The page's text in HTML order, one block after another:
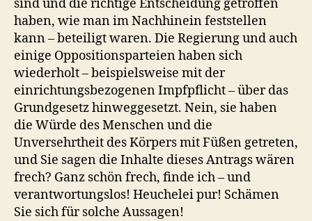
sind und die richtige Entscheidung getroffen
haben, wie man im Nachhinein feststellen
kann – beteiligt waren. Die Regierung und auch
einige Oppositionsparteien haben sich
wiederholt – beispielsweise mit der
einrichtungsbezogenen Impfpflicht – über das
Grundgesetz hinweggesetzt. Nein, sie haben
die Würde des Menschen und die
Unversehrtheit des Körpers mit Füßen getreten,
und Sie sagen die Inhalte dieses Antrags wären
frech? Ganz schön frech, finde ich – und
verantwortungslos! Heuchelei pur! Schämen
Sie sich für solche Aussagen!